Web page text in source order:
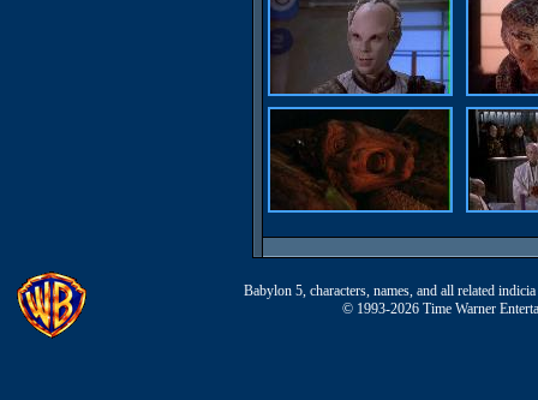
Babylon 5, characters, names, and all related
© 1993-2026 Time Warner